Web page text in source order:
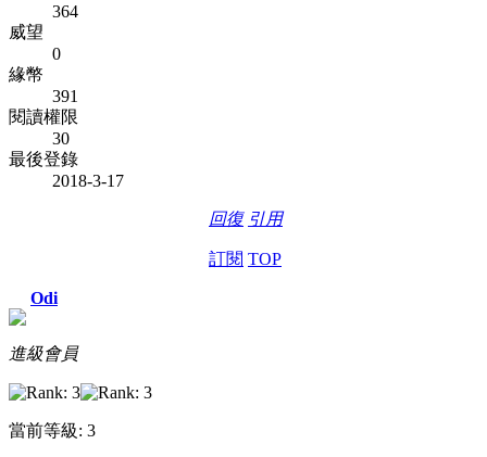
364
威望
0
緣幣
391
閱讀權限
30
最後登錄
2018-3-17
回復 引用
訂閱 TOP
Odi
進級會員
當前等級: 3